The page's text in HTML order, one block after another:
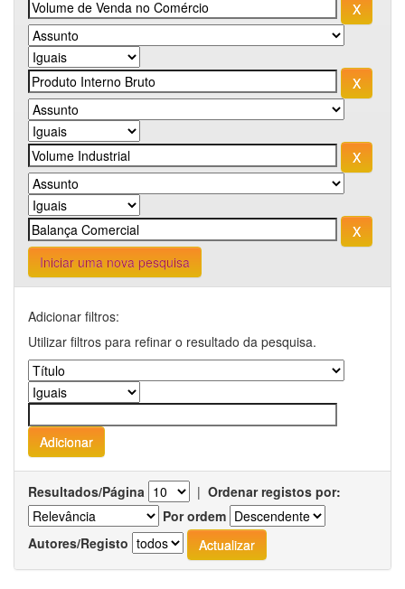
Iniciar uma nova pesquisa
Adicionar filtros:
Utilizar filtros para refinar o resultado da pesquisa.
Resultados/Página | Ordenar registos por:
Por ordem
Autores/Registo